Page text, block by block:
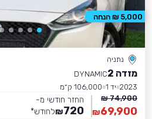
נתניה
מזדה 2
DYNAMIC
2023 יד 1
106,000 ק״מ
74,900 ₪
69,900
₪
החזר חודשי מ-
720
₪לחודש*
5,000 ₪ הנחה